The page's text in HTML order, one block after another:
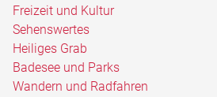
Freizeit und Kultur
Sehenswertes
Heiliges Grab
Badesee und Parks
Wandern und Radfahren